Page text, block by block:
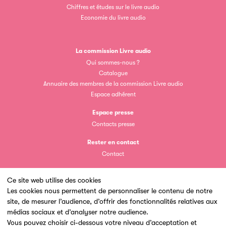
Ce site web utilise des cookies
Les cookies nous permettent de personnaliser le contenu de notre
site, de mesurer l’audience, d’offrir des fonctionnalités relatives aux
médias sociaux et d’analyser notre audience.
Vous pouvez choisir ci-dessous votre niveau d’acceptation et
Chiffres et études sur le livre audio
Economie du livre audio
La commission Livre audio
Qui sommes-nous ?
Catalogue
Annuaire des membres de la commission Livre audio
Espace adhérent
Espace presse
Contacts presse
Rester en contact
Contact
Un site du